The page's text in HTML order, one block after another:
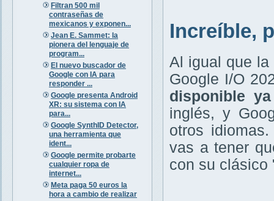
Filtran 500 mil
contraseñas de
mexicanos y exponen...
Jean E. Sammet: la
pionera del lenguaje de
program...
El nuevo buscador de
Google con IA para
responder ...
Google presenta Android
XR: su sistema con IA
para...
Google SynthID Detector,
una herramienta que
ident...
Google permite probarte
cualquier ropa de
internet...
Meta paga 50 euros la
hora a cambio de realizar
Increíble,
Al igual que la
Google I/O
disponible
inglés, y
otros
vas a tener
con su clásico